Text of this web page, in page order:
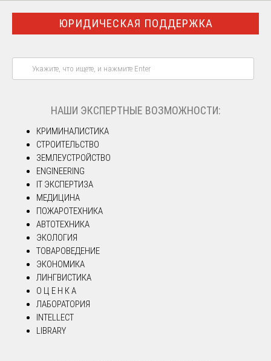
ЮРИДИЧЕСКАЯ ПОДДЕРЖКА
НАШИ ЭКСПЕРТНЫЕ ВОЗМОЖНОСТИ:
КРИМИНАЛИСТИКА
СТРОИТЕЛЬСТВО
ЗЕМЛЕУСТРОЙСТВО
ENGINEERING
IT ЭКСПЕРТИЗА
МЕДИЦИНА
ПОЖАРОТЕХНИКА
АВТОТЕХНИКА
ЭКОЛОГИЯ
ТОВАРОВЕДЕНИЕ
ЭКОНОМИКА
ЛИНГВИСТИКА
О Ц Е Н К А
ЛАБОРАТОРИЯ
INTELLECT
LIBRARY